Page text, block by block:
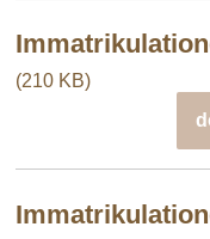
(210 KB)